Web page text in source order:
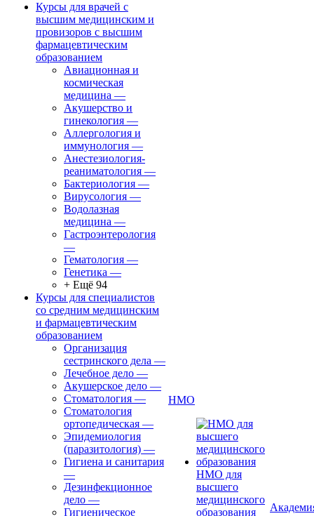
Курсы для врачей с
высшим медицинским и
провизоров с высшим
фармацевтическим
образованием
Авиационная и
космическая
медицина —
Акушерство и
гинекология —
Аллергология и
иммунология —
Анестезиология-
реаниматология —
Бактериология —
Вирусология —
Водолазная
медицина —
Гастроэнтерология
—
Гематология —
Генетика —
+ Ещё 94
Курсы для специалистов
со средним медицинским
и фармацевтическим
образованием
Организация
сестринского дела —
Лечебное дело —
Акушерское дело —
Стоматология —
Стоматология
ортопедическая —
Эпидемиология
(паразитология) —
Гигиена и санитария
—
Дезинфекционное
дело —
Гигиеническое
НМО
НМО для
высшего
медицинского
образования